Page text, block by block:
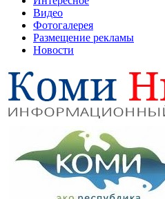
Видео
Фотогалерея
Размещение рекламы
Новости